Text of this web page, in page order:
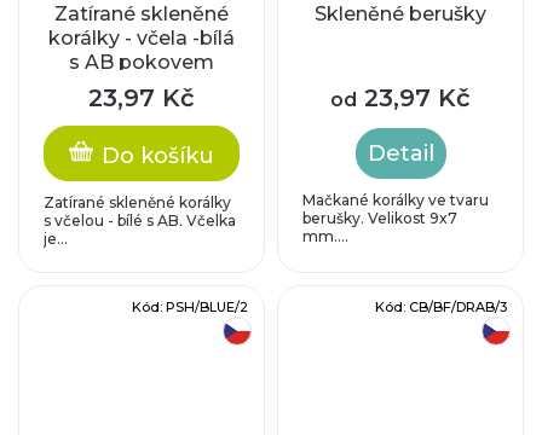
Zatírané skleněné
korálky - včela -bílá
s AB pokovem
23,97 Kč
Do košíku
Zatírané skleněné korálky
s včelou - bílé s AB. Včelka
je...
Skleněné berušky
od 23,97 Kč
Detail
Mačkané korálky ve tvaru
berušky. Velikost 9x7
mm....
Kód: PSH/BLUE/2 Kód: CB/BF/DRAB/3